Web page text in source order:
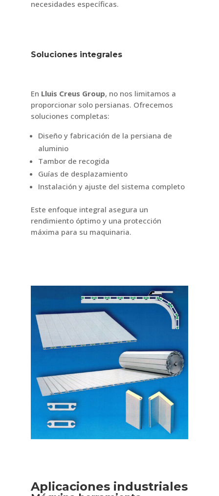
necesidades específicas.
Soluciones integrales
En Lluis Creus Group, no nos limitamos a
proporcionar solo persianas. Ofrecemos
soluciones completas:
Diseño y fabricación de la persiana de
aluminio
Tambor de recogida
Guías de desplazamiento
Instalación y ajuste del sistema completo
Este enfoque integral asegura un
rendimiento óptimo y una protección
máxima para su maquinaria.
Aplicaciones industriales